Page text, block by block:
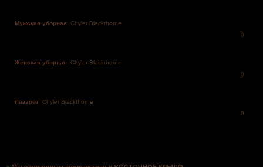
Мужская уборная
Chyler Blackthorne
0
Женская уборная
Chyler Blackthorne
0
Лазарет Chyler Blackthorne
0